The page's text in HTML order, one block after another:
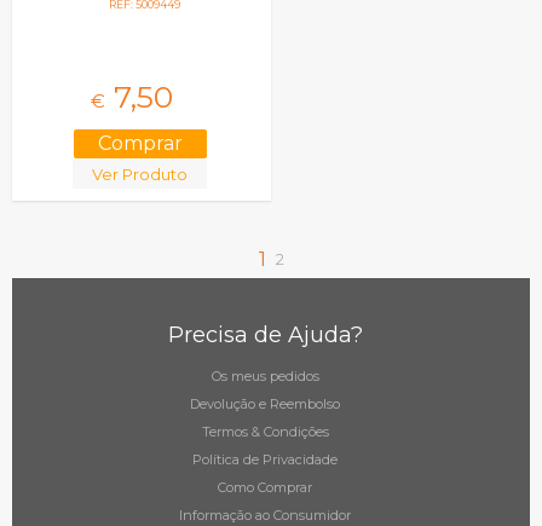
REF: 5009449
€ 7,50
Ver Produto
1 2
Precisa de Ajuda?
Os meus pedidos
Devolução e Reembolso
Termos & Condições
Política de Privacidade
Como Comprar
Informação ao Consumidor